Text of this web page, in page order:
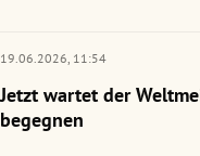
19.06.2026, 11:54
Jetzt wartet der
begegnen